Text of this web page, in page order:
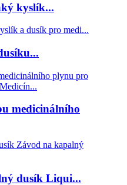
kyslík...
medicinálního
dusík Liqui...